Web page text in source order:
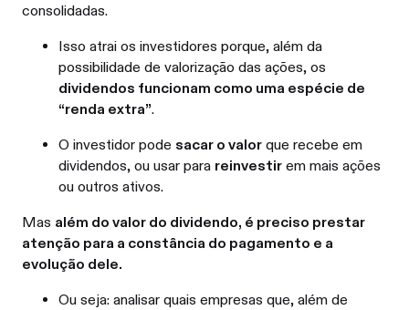
consolidadas.
Isso atrai os investidores porque, além da
possibilidade de valorização das ações, os
dividendos funcionam como uma espécie de
“renda extra”.
O investidor pode sacar o valor que recebe em
dividendos, ou usar para reinvestir em mais ações
ou outros ativos.
Mas além do valor do dividendo, é preciso prestar
atenção para a constância do pagamento e a
evolução dele.
Ou seja: analisar quais empresas que, além de